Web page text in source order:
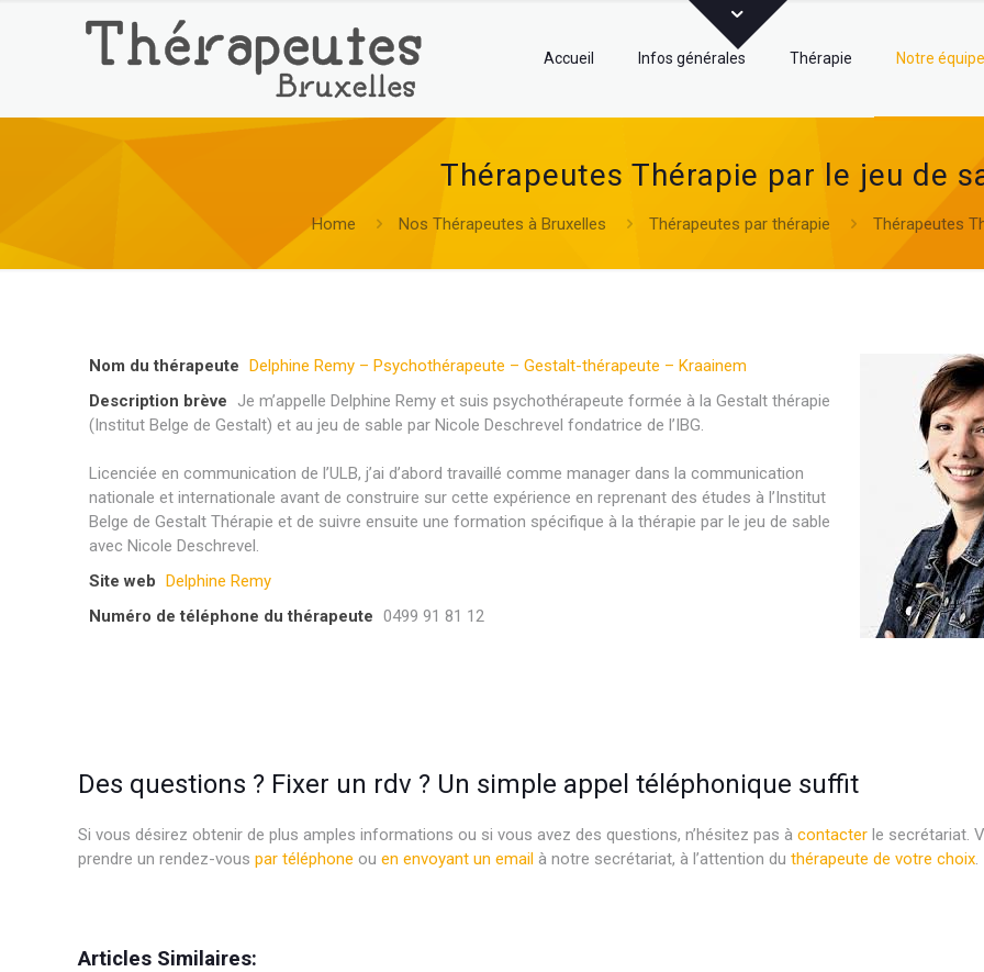
Accueil Infos générales Thérapie Notre équipe
Thérapeutes Thérapie par le jeu de
Home Nos Thérapeutes à Bruxelles Thérapeutes par thérapie Thérapeutes
Nom du thérapeute Delphine Remy – Psychothérapeute – Gestalt-thérapeute – Kraainem
Description brève
Je m’appelle Delphine Remy et suis psychothérapeute formée à la Gestalt thérapie
(Institut Belge de Gestalt) et au jeu de sable par Nicole Deschrevel fondatrice de l’IBG.
Licenciée en communication de l’ULB, j’ai d’abord travaillé comme manager dans la communication
nationale et internationale avant de construire sur cette expérience en reprenant des études à l’Institut
Belge de Gestalt Thérapie et de suivre ensuite une formation spécifique à la thérapie par le jeu de sable
avec Nicole Deschrevel.
Site web Delphine Remy
Numéro de téléphone du thérapeute 0499 91 81 12
Des questions ? Fixer un rdv ? Un simple appel téléphonique suffit
Si vous désirez obtenir de plus amples informations ou si vous avez des questions, n’hésitez pas àcontacter le secrétariat.
prendre un rendez-vouspar téléphone ouen envoyant un email à notre secrétariat, à l’attention duthérapeute de votre choix.
Articles Similaires: